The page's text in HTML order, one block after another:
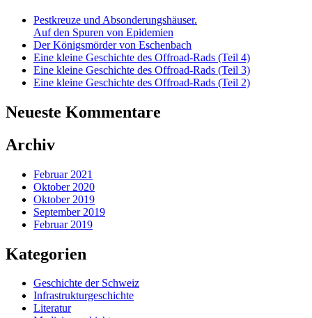
Pestkreuze und Absonderungshäuser.
Auf den Spuren von Epidemien
Der Königsmörder von Eschenbach
Eine kleine Geschichte des Offroad-Rads (Teil 4)
Eine kleine Geschichte des Offroad-Rads (Teil 3)
Eine kleine Geschichte des Offroad-Rads (Teil 2)
Neueste Kommentare
Archiv
Februar 2021
Oktober 2020
Oktober 2019
September 2019
Februar 2019
Kategorien
Geschichte der Schweiz
Infrastrukturgeschichte
Literatur